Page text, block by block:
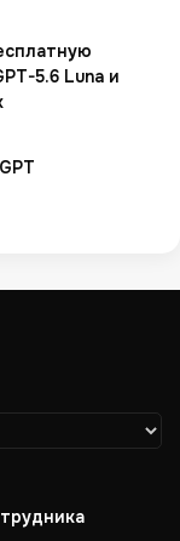
5.6 Luna и